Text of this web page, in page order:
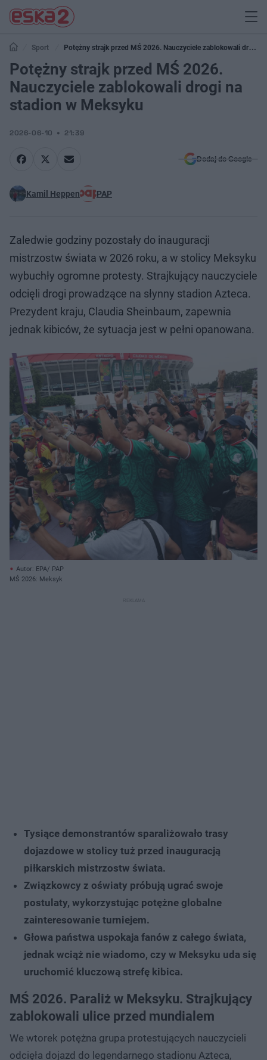
Sport
Potężny strajk przed MŚ 2026. Nauczyciele zablokowali drogi
na stadion w Meksyku
Potężny strajk przed MŚ 2026.
Nauczyciele zablokowali drogi na
stadion w Meksyku
2026-06-10 21:39
Dodaj do Google
Kamil Heppen PAP
Zaledwie godziny pozostały do inauguracji
mistrzostw świata w 2026 roku, a w stolicy Meksyku
wybuchły ogromne protesty. Strajkujący nauczyciele
odcięli drogi prowadzące na słynny stadion Azteca.
Prezydent kraju, Claudia Sheinbaum, zapewnia
jednak kibiców, że sytuacja jest w pełni opanowana.
Autor: EPA/ PAP
MŚ 2026: Meksyk
Tysiące demonstrantów sparaliżowało trasy
dojazdowe w stolicy tuż przed inauguracją
piłkarskich mistrzostw świata.
Związkowcy z oświaty próbują ugrać swoje
postulaty, wykorzystując potężne globalne
zainteresowanie turniejem.
Głowa państwa uspokaja fanów z całego świata,
jednak wciąż nie wiadomo, czy w Meksyku uda się
uruchomić kluczową strefę kibica.
MŚ 2026. Paraliż w Meksyku. Strajkujący
zablokowali ulice przed mundialem
We wtorek potężna grupa protestujących nauczycieli
odcięła dojazd do legendarnego stadionu Azteca,